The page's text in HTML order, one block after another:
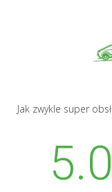
Jak zwykle super
5.0